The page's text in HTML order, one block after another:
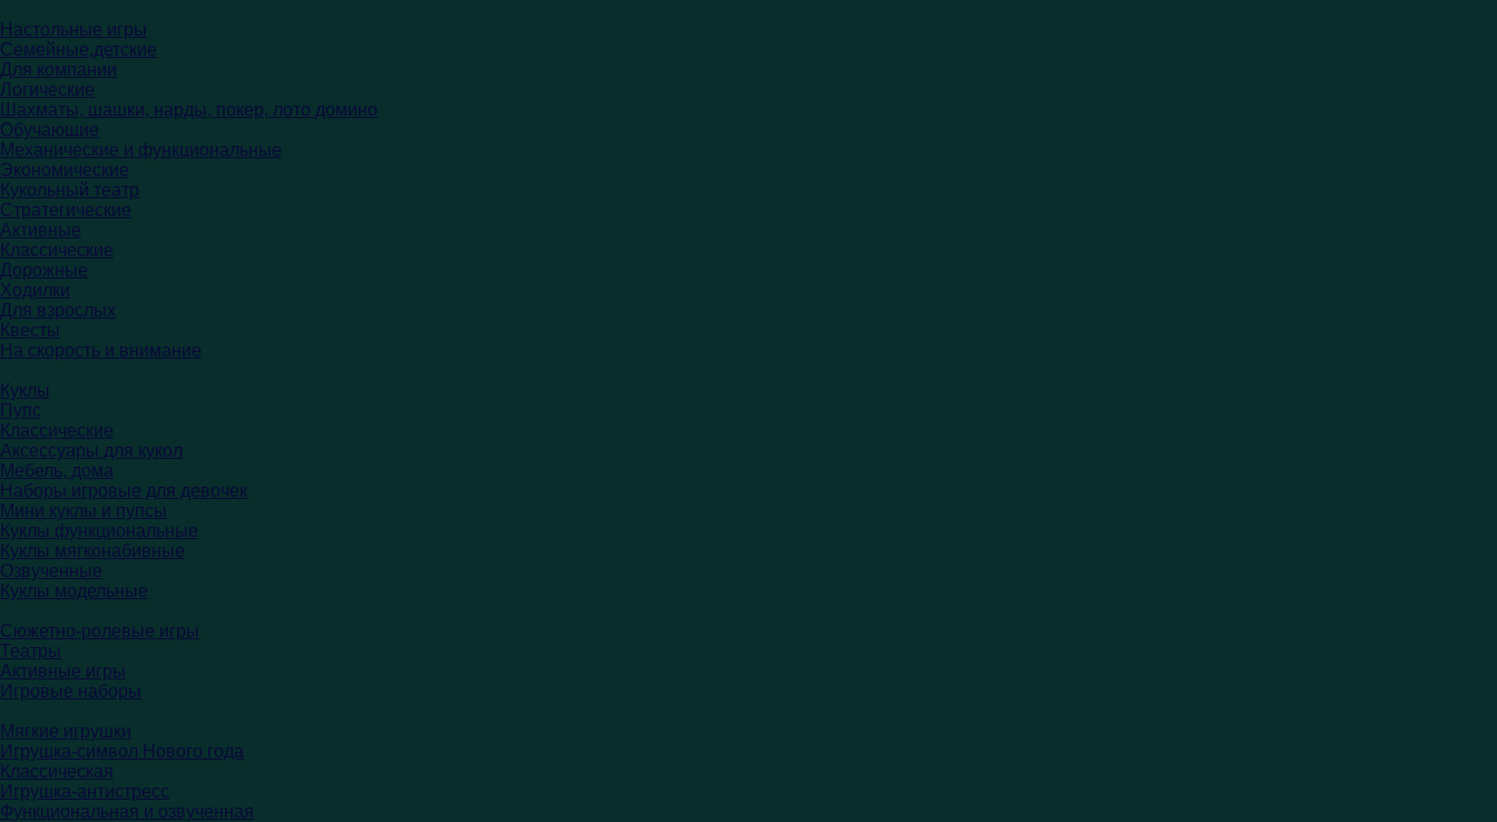
Настольные игры
Семейные,детские
Для компании
Логические
Шахматы, шашки, нарды, покер, лото домино
Обучающие
Механические и функциональные
Экономические
Кукольный театр
Стратегические
Активные
Классические
Дорожные
Ходилки
Для взрослых
Квесты
На скорость и внимание
Куклы
Пупс
Классические
Аксессуары для кукол
Мебель, дома
Наборы игровые для девочек
Мини куклы и пупсы
Куклы функциональные
Куклы мягконабивные
Озвученные
Куклы модельные
Сюжетно-ролевые игры
Театры
Активные игры
Игровые наборы
Мягкие игрушки
Игрушка-символ Нового года
Классическая
Игрушка-антистресс
Функциональная и озвученная